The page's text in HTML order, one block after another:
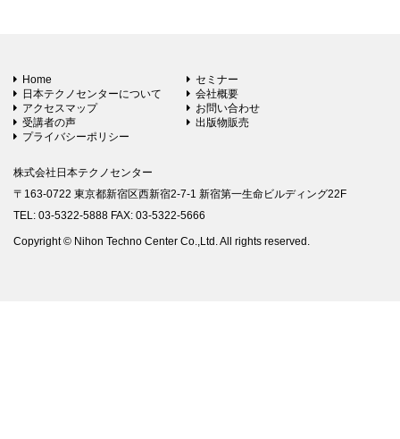
Home
セミナー
日本テクノセンターについて
会社概要
アクセスマップ
お問い合わせ
受講者の声
出版物販売
プライバシーポリシー
株式会社日本テクノセンター
〒163-0722 東京都新宿区西新宿2-7-1 新宿第一生命ビルディング22F
TEL: 03-5322-5888 FAX: 03-5322-5666
Copyright © Nihon Techno Center Co.,Ltd. All rights reserved.